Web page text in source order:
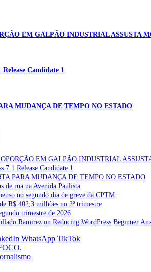
EM GALPÃO INDUSTRIAL ASSUSTA
Candidate 1
MUDANÇA DE TEMPO NO ESTADO
EM GALPÃO INDUSTRIAL
7.1 Release Candidate 1
PARA MUDANÇA DE TEMPO NO ESTADO
de rua na Avenida Paulista
no segundo dia de greve da CPTM
R$ 402,3 milhões no 2º trimestre
trimestre de 2026
Ramirez on Reducing WordPress Beginner
WhatsApp TikTok